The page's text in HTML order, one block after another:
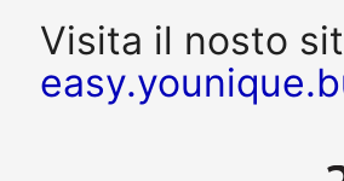
Visita il nosto